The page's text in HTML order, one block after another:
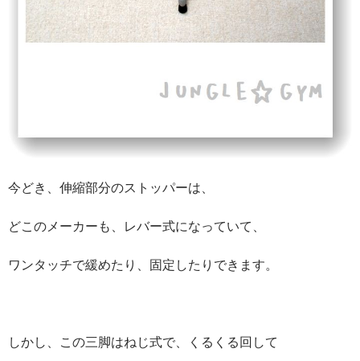
今どき、伸縮部分のストッパーは、
どこのメーカーも、レバー式になっていて、
ワンタッチで緩めたり、固定したりできます。
しかし、この三脚はねじ式で、くるくる回して